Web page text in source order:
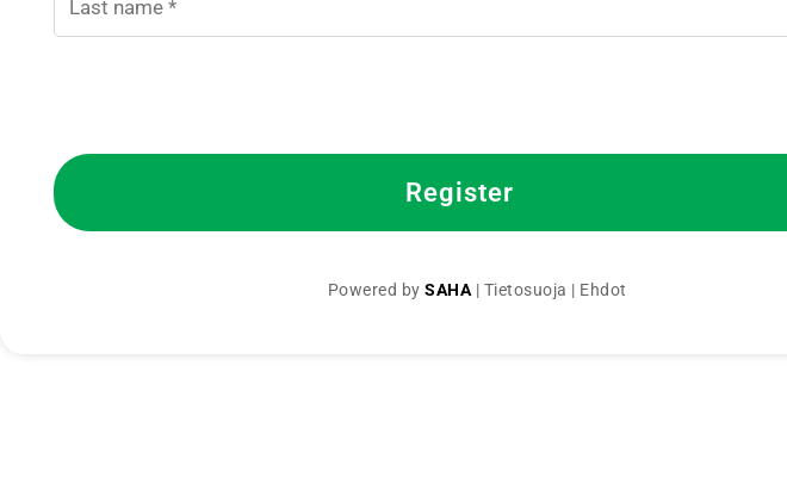
Register
Powered by SAHA | Tietosuoja | Ehdot